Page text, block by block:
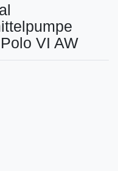
VI AW